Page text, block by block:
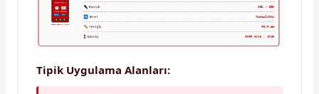
Tipik Uygulama Alanları: